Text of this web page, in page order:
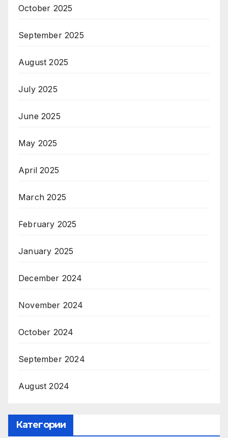
October 2025
September 2025
August 2025
July 2025
June 2025
May 2025
April 2025
March 2025
February 2025
January 2025
December 2024
November 2024
October 2024
September 2024
August 2024
Категории